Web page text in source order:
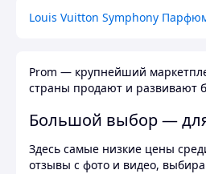
Louis Vuitton Symphony
Prom — крупнейший
страны продают и развивают
Большой выбор —
Здесь самые низкие цены
отзывы с фото и видео,